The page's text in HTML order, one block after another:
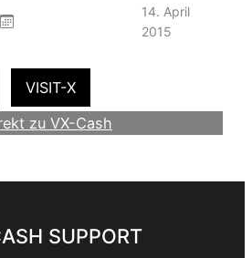
14. April
2015
VISIT-X
zu VX-Cash
SUPPORT